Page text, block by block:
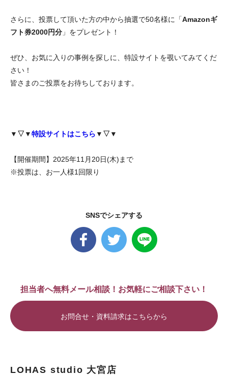
さらに、投票して頂いた方の中から抽選で50名様に「Amazonギ
フト券2000円分 」をプレゼント！
ぜひ、お気に入りの事例を探しに、特設サイトを覗いてみてくだ
さい！
皆さまのご投票をお待ちしております。
▼▽▼特設サイトはこちら ▼▽▼
【開催期間】2025年11月20日(木)まで
※投票は、お一人様1回限り
SNSでシェアする
担当者へ無料メール相談！お気軽にご相談下さい！
お問合せ・資料請求はこちらから
LOHAS studio 大宮店